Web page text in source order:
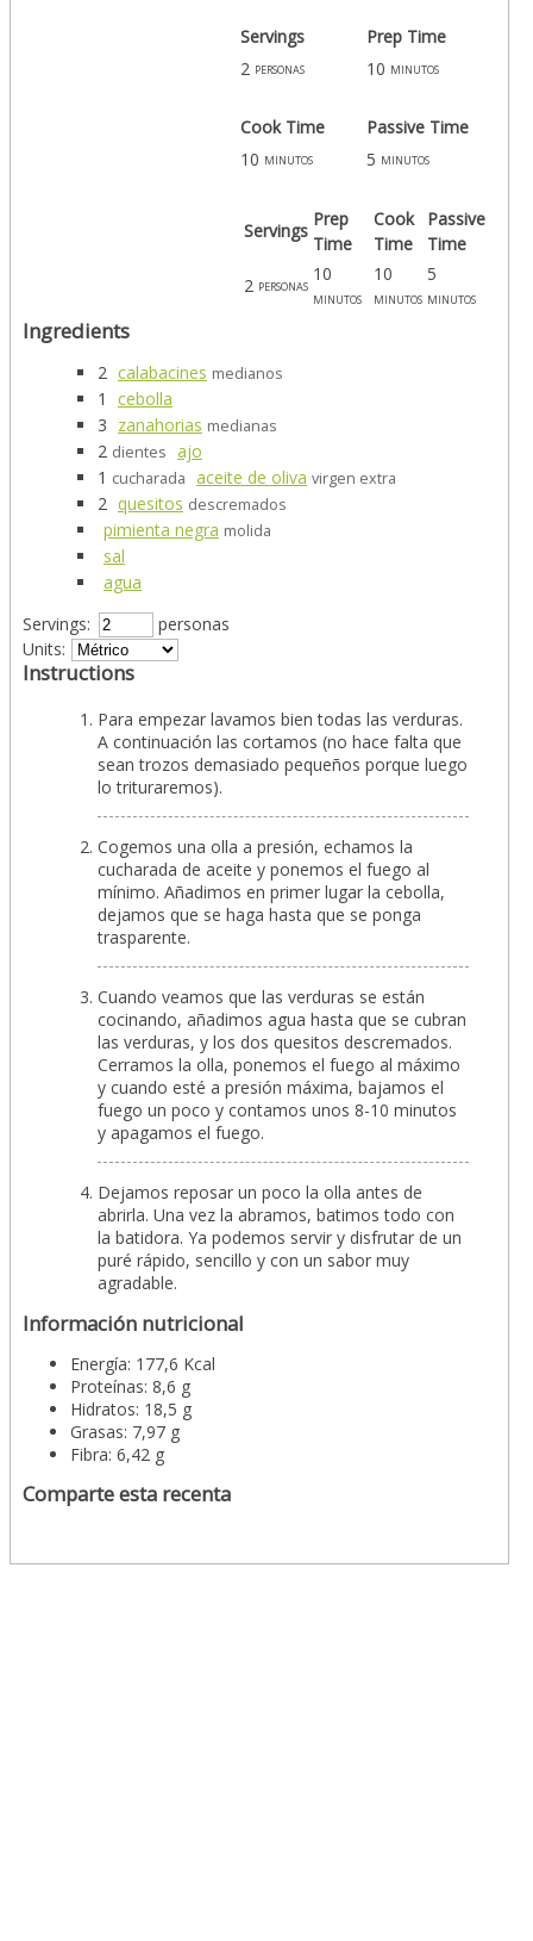
Servings
Prep Time
2 personas 10 minutos
Cook Time
Passive Time
10 minutos 5 minutos
Servings
Prep
Time
2 personas
10
minutos
Cook
Time
Passive
Time
10
minutos
5
minutos
Ingredients
2 calabacines medianos
1
cebolla
3 zanahorias medianas
2 dientes ajo
1 cucharada aceite de oliva virgen extra
2 quesitos descremados
pimienta negra molida
sal
agua
Servings:
personas
Units:
Instructions
Para empezar lavamos bien todas las verduras.
A continuación las cortamos (no hace falta que
sean trozos demasiado pequeños porque luego
lo trituraremos).
Cogemos una olla a presión, echamos la
cucharada de aceite y ponemos el fuego al
mínimo. Añadimos en primer lugar la cebolla,
dejamos que se haga hasta que se ponga
trasparente.
Cuando veamos que las verduras se están
cocinando, añadimos agua hasta que se cubran
las verduras, y los dos quesitos descremados.
Cerramos la olla, ponemos el fuego al máximo
y cuando esté a presión máxima, bajamos el
fuego un poco y contamos unos 8-10 minutos
y apagamos el fuego.
Dejamos reposar un poco la olla antes de
abrirla. Una vez la abramos, batimos todo con
la batidora. Ya podemos servir y disfrutar de un
puré rápido, sencillo y con un sabor muy
agradable.
Información nutricional
Energía: 177,6 Kcal
Proteínas: 8,6 g
Hidratos: 18,5 g
Grasas: 7,97 g
Fibra: 6,42 g
Comparte esta recenta